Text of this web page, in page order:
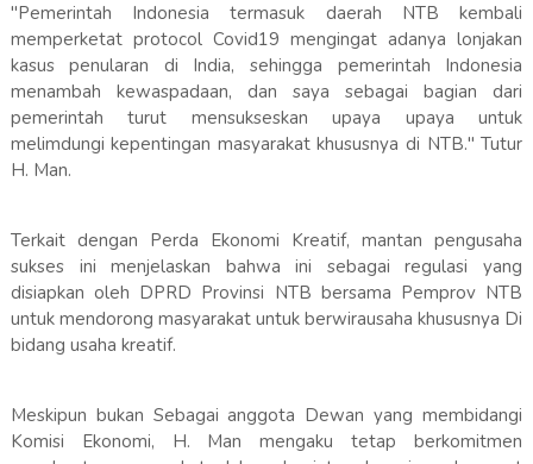
"Pemerintah Indonesia termasuk daerah NTB kembali
memperketat protocol Covid19 mengingat adanya lonjakan
kasus penularan di India, sehingga pemerintah Indonesia
menambah kewaspadaan, dan saya sebagai bagian dari
pemerintah turut mensukseskan upaya upaya untuk
melimdungi kepentingan masyarakat khususnya di NTB." Tutur
H. Man.
Terkait dengan Perda Ekonomi Kreatif, mantan pengusaha
sukses ini menjelaskan bahwa ini sebagai regulasi yang
disiapkan oleh DPRD Provinsi NTB bersama Pemprov NTB
untuk mendorong masyarakat untuk berwirausaha khususnya Di
bidang usaha kreatif.
Meskipun bukan Sebagai anggota Dewan yang membidangi
Komisi Ekonomi, H. Man mengaku tetap berkomitmen